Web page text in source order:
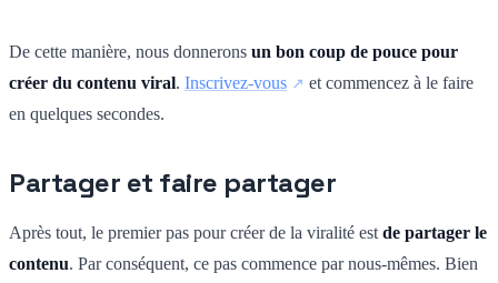
De cette manière, nous donnerons un bon coup de pouce pour
créer du contenu viral. Inscrivez-vous
et commencez à le faire
en quelques secondes.
Partager et faire partager
Après tout, le premier pas pour créer de la viralité est de partager le
contenu. Par conséquent, ce pas commence par nous-mêmes. Bien